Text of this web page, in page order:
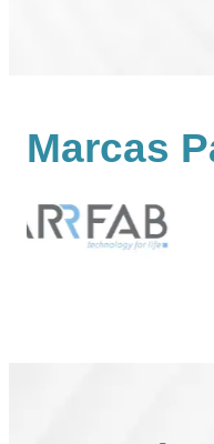
Marcas